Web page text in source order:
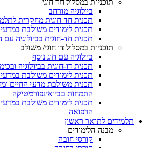
תוכניות במסלול חד חוגי
ביולוגיה מורחב
תכנית חד חוגית מחקרית
תכנית לימודים משולבת במדעי
תכנית חד-חוגית בביולוגיה עם
תוכניות במסלול דו חוגי/ משולב
ביולוגיה עם חוג נוסף
תכנית דו-חוגית בביולוגיה
תכנית לימודים משולבת במדעי
תכנית משולבת מדעי החיים
התמחות בביואינפורמטיקה
תכנית לימודים משולבת
הרפואה
תלמידים לתואר ראשון
מבנה הלימודים
קורסי חובה